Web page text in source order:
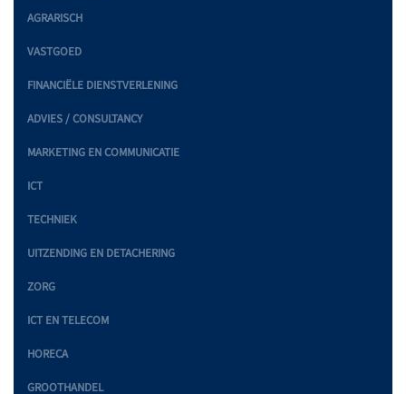
AGRARISCH
VASTGOED
FINANCIËLE DIENSTVERLENING
ADVIES / CONSULTANCY
MARKETING EN COMMUNICATIE
ICT
TECHNIEK
UITZENDING EN DETACHERING
ZORG
ICT EN TELECOM
HORECA
GROOTHANDEL